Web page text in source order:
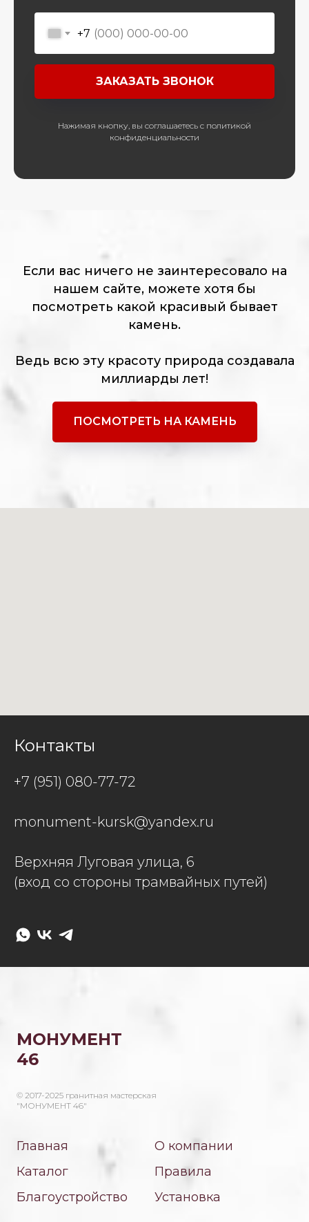
+7
ЗАКАЗАТЬ ЗВОНОК
Нажимая кнопку, вы соглашаетесь с политикой
конфиденциальности
Если вас ничего не заинтересовало на
нашем сайте, можете хотя бы
посмотреть какой красивый бывает
камень.
Ведь всю эту красоту природа создавала
миллиарды лет!
ПОСМОТРЕТЬ НА КАМЕНЬ
Контакты
+7 (951) 080-77-72
monument-kursk@yandex.ru
Верхняя Луговая улица, 6
(вход со стороны трамвайных путей)
МОНУМЕНТ
46
© 2017-2025 гранитная мастерская
"МОНУМЕНТ 46"
Главная
Каталог
Благоустройство
О компании
Правила
Установка